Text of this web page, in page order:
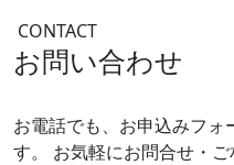
CONTACT
お問い合わせ
お電話でも、お申込みフォ
す。
お気軽にお問合せ・ご